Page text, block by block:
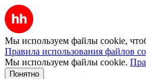
Мы используем файлы cookie,
Правила использования файлов
Мы используем файлы cookie.
Понятно